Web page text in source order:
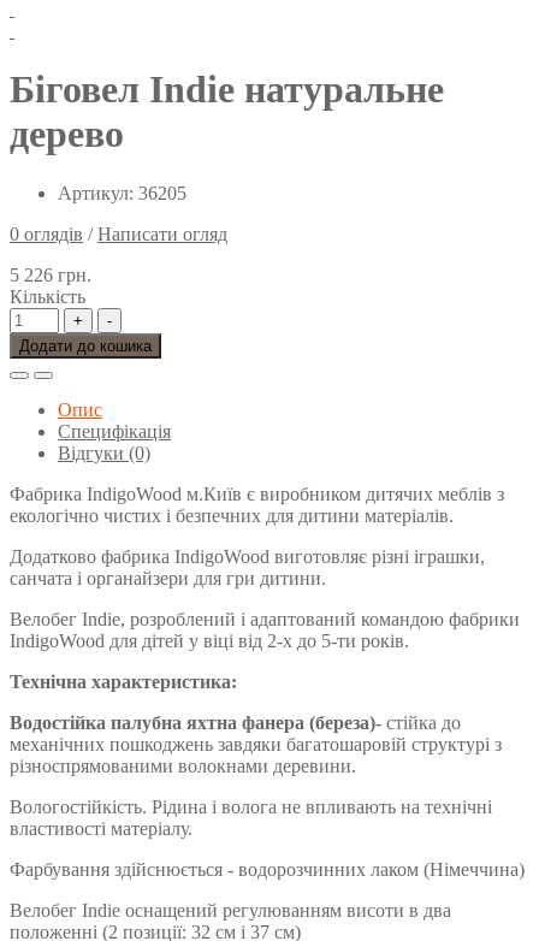
Біговел Indie натуральне
дерево
Артикул: 36205
0 оглядів /Написати огляд
5 226 грн.
Кількість
+
-
Додати до кошика
Опис
Специфікація
Відгуки (0)
Фабрика IndigoWood м.Київ є виробником дитячих меблів з
екологічно чистих і безпечних для дитини матеріалів.
Додатково фабрика IndigoWood виготовляє різні іграшки,
санчата і органайзери для гри дитини.
Велобег Indie, розроблений і адаптований командою фабрики
IndigoWood для дітей у віці від 2-х до 5-ти років.
Технічна характеристика:
Водостійка палубна яхтна фанера (береза)- стійка до
механічних пошкоджень завдяки багатошаровій структурі з
різноспрямованими волокнами деревини.
Вологостійкість. Рідина і волога не впливають на технічні
властивості матеріалу.
Фарбування здійснюється - водорозчинних лаком (Німеччина)
Велобег Indie оснащений регулюванням висоти в два
положенні (2 позиції: 32 см і 37 см)